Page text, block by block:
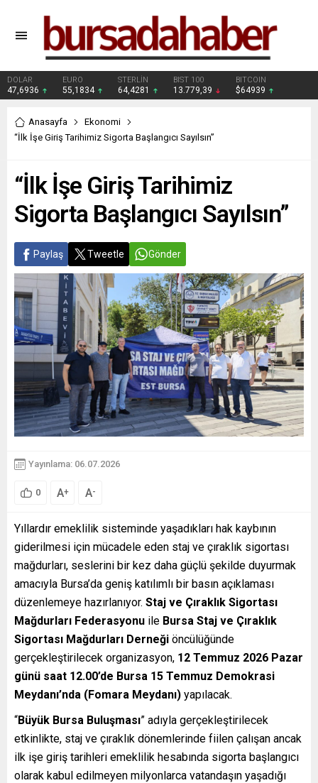
DOLAR
47,6936
EURO
55,1834
STERLİN
64,4281
BIST 100
13.779,39
BITCOIN
$64939
Anasayfa
Ekonomi
“İlk İşe Giriş Tarihimiz Sigorta Başlangıcı Sayılsın”
“İlk İşe Giriş Tarihimiz
Sigorta Başlangıcı Sayılsın”
Paylaş Tweetle Gönder
Yayınlama: 06.07.2026
0 A+ A-
Yıllardır emeklilik sisteminde yaşadıkları hak kaybının
giderilmesi için mücadele eden staj ve çıraklık sigortası
mağdurları, seslerini bir kez daha güçlü şekilde duyurmak
amacıyla Bursa’da geniş katılımlı bir basın açıklaması
düzenlemeye hazırlanıyor. Staj ve Çıraklık Sigortası
Mağdurları Federasyonu ile Bursa Staj ve Çıraklık
Sigortası Mağdurları Derneği öncülüğünde
gerçekleştirilecek organizasyon, 12 Temmuz 2026 Pazar
günü saat 12.00’de Bursa 15 Temmuz Demokrasi
Meydanı’nda (Fomara Meydanı) yapılacak.
“Büyük Bursa Buluşması” adıyla gerçekleştirilecek
etkinlikte, staj ve çıraklık dönemlerinde fiilen çalışan ancak
ilk işe giriş tarihleri emeklilik hesabında sigorta başlangıcı
olarak kabul edilmeyen milyonlarca vatandaşın yaşadığı